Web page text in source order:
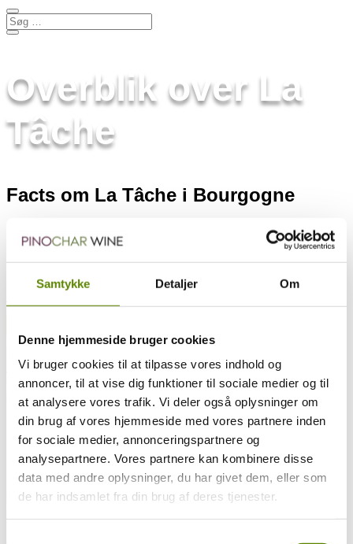
Samtykke Detaljer Om
Denne hjemmeside bruger cookies
Vi bruger cookies til at tilpasse vores indhold og
annoncer, til at vise dig funktioner til sociale medier og til
at analysere vores trafik. Vi deler også oplysninger om
din brug af vores hjemmeside med vores partnere inden
for sociale medier, annonceringspartnere og
analysepartnere. Vores partnere kan kombinere disse
data med andre oplysninger, du har givet dem, eller som
de har indsamlet fra din brug af deres tjenester.
Overblik over La
Tâche
Facts om La Tâche i Bourgogne
Her kan du se generelle facts om appellationen La Tâche.
Du kan hente en kort over vinmarkerne i Vosne-Romanée
Klassifikation
Hele marken er klassificeret som Grand Cru.
Man må deklassificere til Vosne-Romanée 1. cru, Vosne-Romanée,
Bourgogne Côte d’Or og Bourgogne.
Marken har to lieux-dits. La Tâche (1.41 ha) og en del af Les
Gaudichots.
Areal